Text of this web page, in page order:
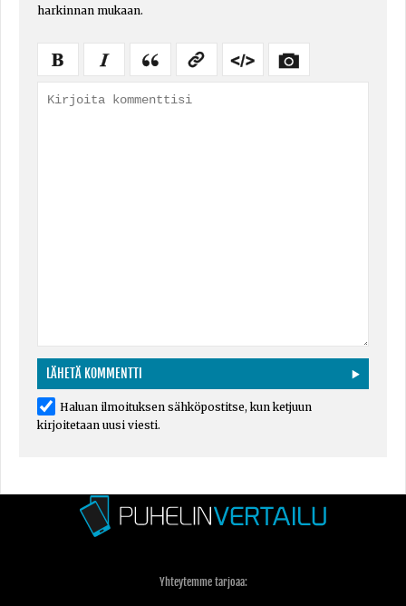
harkinnan mukaan.
Haluan ilmoituksen sähköpostitse, kun ketjuun
kirjoitetaan uusi viesti.
Yhteytemme tarjoaa: